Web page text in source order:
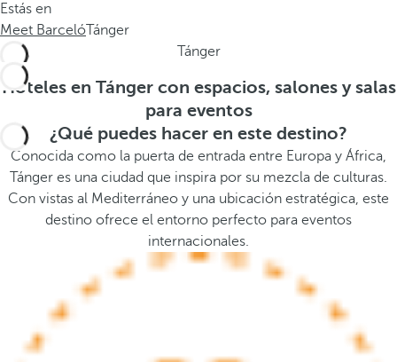
.b
a
,
Estás en
Meet BarcelóTánger
Tánger
Hoteles en Tánger con espacios, salones y salas
para eventos
¿Qué puedes hacer en este destino?
Conocida como la puerta de entrada entre Europa y África,
Tánger es una ciudad que inspira por su mezcla de culturas.
Con vistas al Mediterráneo y una ubicación estratégica, este
destino ofrece el entorno perfecto para eventos
internacionales.